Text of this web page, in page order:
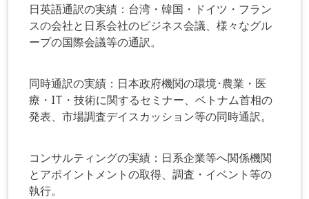
日英語通訳の実績：台湾・韓国・ドイツ・フラン
スの会社と日系会社のビジネス会議、様々なグル
ープの国際会議等の通訳。
同時通訳の実績：日本政府機関の環境･農業・医
療・IT・技術に関するセミナー、ベトナム首相の
発表、市場調査デイスカッション等の同時通訳。
コンサルティングの実績：日系企業等へ関係機関
とアポイントメントの取得、調査・イベント等の
執行。